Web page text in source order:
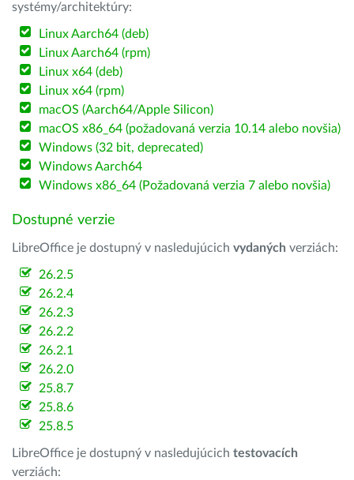
systémy/architektúry:
Linux Aarch64 (deb)
Linux Aarch64 (rpm)
Linux x64 (deb)
Linux x64 (rpm)
macOS (Aarch64/Apple Silicon)
macOS x86_64 (požadovaná verzia 10.14 alebo novšia)
Windows (32 bit, deprecated)
Windows Aarch64
Windows x86_64 (Požadovaná verzia 7 alebo novšia)
Dostupné verzie
LibreOffice je dostupný v nasledujúcich vydaných verziách:
26.2.5
26.2.4
26.2.3
26.2.2
26.2.1
26.2.0
25.8.7
25.8.6
25.8.5
LibreOffice je dostupný v nasledujúcich testovacích
verziách: